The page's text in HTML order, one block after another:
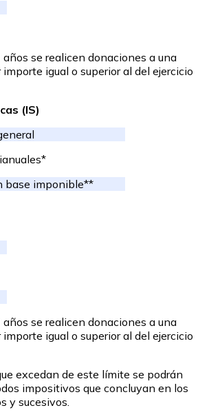
se realicen donaciones a una
igual o superior al del ejercicio
(IS)
base imponible**
se realicen donaciones a una
igual o superior al del ejercicio
excedan de este límite se podrán
impositivos que concluyan en los
y sucesivos.